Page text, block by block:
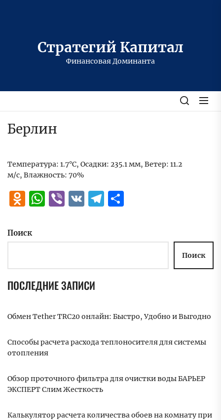
Стратегий Капитал
Финансовая Доминанта
Берлин
Температура: 1.7°C, Осадки: 235.1 мм, Ветер: 11.2
м/с, Влажность: 70%
Odnoklassniki
WhatsApp
Viber
VK Telegram
Поиск
Поиск
ПОСЛЕДНИЕ ЗАПИСИ
Обмен Tether TRC20 онлайн: Быстро, Удобно и Выгодно
Способы расчета расхода теплоносителя для системы
отопления
Обзор проточного фильтра для очистки воды БАРЬЕР
ЭКСПЕРТ Слим Жесткость
Калькулятор расчета количества обоев на комнату при